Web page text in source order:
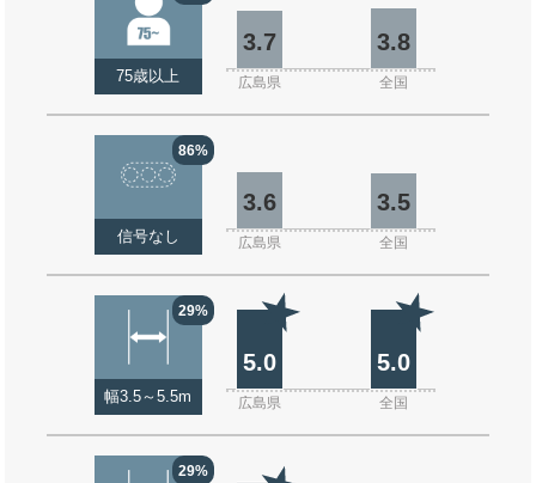
75歳以上
3.7 3.8
広島県 全国
86%
信号なし
3.6 3.5
広島県 全国
29%
幅3.5～5.5m
5.0 5.0
広島県 全国
29%